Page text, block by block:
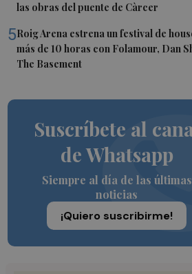
las obras del puente de Càrcer
5Roig Arena estrena un festival de
más de 10 horas con Folamour, Dan
The Basement
Suscríbete al
de Whatsapp
Siempre al día de las últimas
noticias
¡Quiero suscribirme!